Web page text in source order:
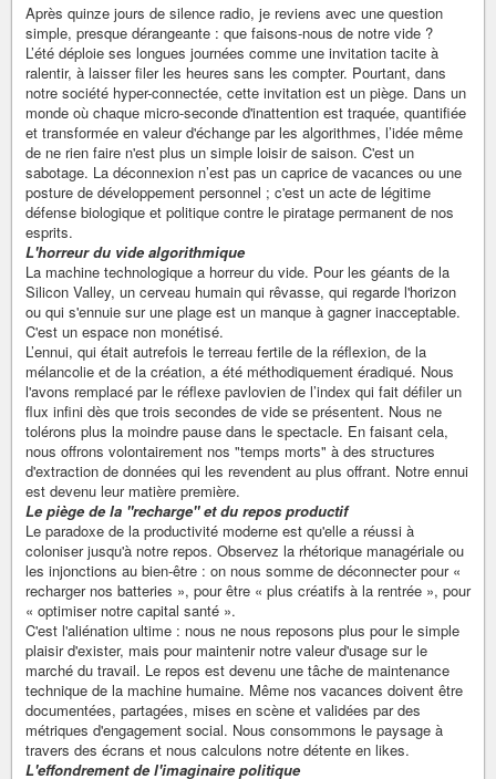
Après quinze jours de silence radio, je reviens avec une question
simple, presque dérangeante : que faisons-nous de notre vide ?
L’été déploie ses longues journées comme une invitation tacite à
ralentir, à laisser filer les heures sans les compter. Pourtant, dans
notre société hyper-connectée, cette invitation est un piège. Dans un
monde où chaque micro-seconde d'inattention est traquée, quantifiée
et transformée en valeur d'échange par les algorithmes, l’idée même
de ne rien faire n'est plus un simple loisir de saison. C'est un
sabotage. La déconnexion n’est pas un caprice de vacances ou une
posture de développement personnel ; c'est un acte de légitime
défense biologique et politique contre le piratage permanent de nos
esprits.
L'horreur du vide algorithmique
La machine technologique a horreur du vide. Pour les géants de la
Silicon Valley, un cerveau humain qui rêvasse, qui regarde l'horizon
ou qui s'ennuie sur une plage est un manque à gagner inacceptable.
C'est un espace non monétisé.
L’ennui, qui était autrefois le terreau fertile de la réflexion, de la
mélancolie et de la création, a été méthodiquement éradiqué. Nous
l'avons remplacé par le réflexe pavlovien de l’index qui fait défiler un
flux infini dès que trois secondes de vide se présentent. Nous ne
tolérons plus la moindre pause dans le spectacle. En faisant cela,
nous offrons volontairement nos "temps morts" à des structures
d'extraction de données qui les revendent au plus offrant. Notre ennui
est devenu leur matière première.
Le piège de la "recharge" et du repos productif
Le paradoxe de la productivité moderne est qu'elle a réussi à
coloniser jusqu'à notre repos. Observez la rhétorique managériale ou
les injonctions au bien-être : on nous somme de déconnecter pour «
recharger nos batteries », pour être « plus créatifs à la rentrée », pour
« optimiser notre capital santé ».
C'est l'aliénation ultime : nous ne nous reposons plus pour le simple
plaisir d'exister, mais pour maintenir notre valeur d'usage sur le
marché du travail. Le repos est devenu une tâche de maintenance
technique de la machine humaine. Même nos vacances doivent être
documentées, partagées, mises en scène et validées par des
métriques d'engagement social. Nous consommons le paysage à
travers des écrans et nous calculons notre détente en likes.
L'effondrement de l'imaginaire politique